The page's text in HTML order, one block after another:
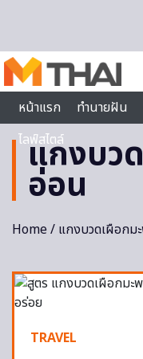
หน้าแรก
ทำนายฝัน
ไลฟ์สไตล์
แกงบว
อ่อน
Home/ แกงบวดเผือกม
TRAVEL